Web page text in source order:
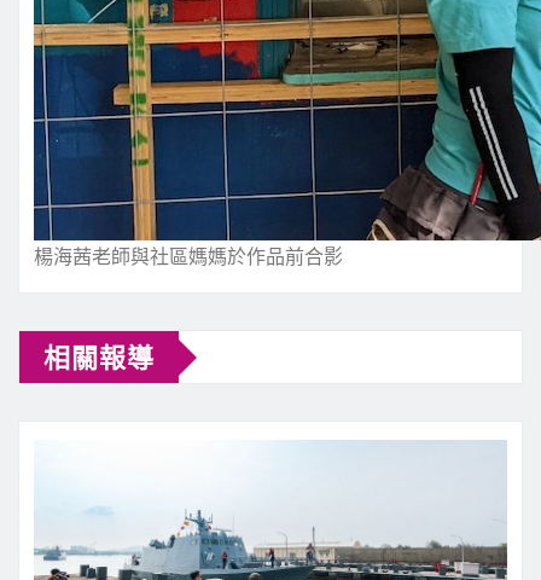
楊海茜老師與社區媽媽於作品前合影
相關報導